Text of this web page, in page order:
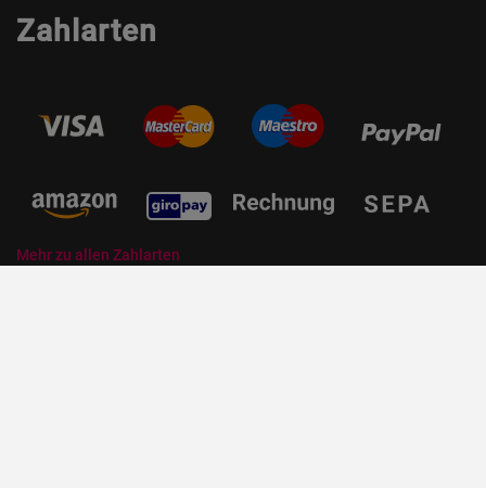
Zahlarten
Mehr zu allen Zahlarten